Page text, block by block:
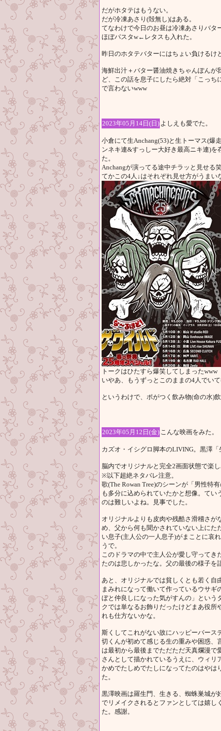
だがホタテはもうない。
だが冷凍あさり(殻無し)はある。
てなわけで今日のお昼は冷凍あさりバ
ほぼパスタw←レタスも入れた。
昨日のホタテバターにはちょい負けるけ
海鮮出汁＋バター醤油焼きちゃんぽんが
ど、この話を息子にしたら絶対「こっ
で言わないwww
2023年05月14日(日) よしえも愛でた。
小倉にて生Anchang(53)と生トーマス(爆
ンネキ連&すっしー大好き最高ニキ連)を
た。
Anchangが演ってる途中チラッと見せる
てかこの4人↓はそれぞれ見せ方がうま
トークはひたすら爆笑してしまったwww
いやあ、もうずっとこのままの4人でい
というわけで、ポがつく飲み物(命の水)
2023年05月12日(金) こんな映画をみた。
カズオ・イシグロ脚本のLIVING。黒澤
脳内でオリジナルと完全2画面状態で楽
※以下超絶ネタバレ注意。
歌(The Rowan Tree)のシーンが「男性特
も多分に込められていたかと想像。て
のは難しいよね。見事でした。
オリジナルよりも皮肉や残酷さ滑稽さ
め、父から何も聞かされていない上にた
い息子(主人公の一人息子)がまことに哀
うで。
このドラマの中で主人公が愛し守って
たのは悲しかったな。父の最後の様子を
あと、オリジナルでは貧しくとも若く自
まみれになって働いて作っているウサ
ぼと仲良しになった気がすんの」という
クでは単なるお飾りだったけどまあ役
れも仕方ないかな。
斯くしてこれがない故にハッピーバース
切くんが初めて感じる生の重みや困惑、
は最初から最後までただただ天真爛漫
さんとして描かれているうえに、ウィ
かめでたしめでたしになってたのはやは
た。
黒澤映画は羅生門、生きる、蜘蛛巣城が
でリメイクされるとファンとしては嬉し
た。感謝。